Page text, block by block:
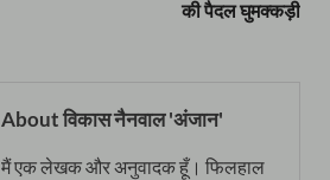
की पैदल घुमक्कड़ी
About विकास नैनवाल 'अंजान'
मैं एक लेखक और अनुवादक हूँ। फिलहाल